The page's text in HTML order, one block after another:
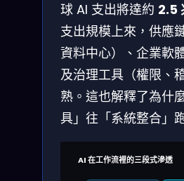
球 AI 支出將達約 2.5
支出規模上來，供應
資料中心）、企業軟
及治理工具（權限、
熟。這也解釋了為什
具」往「系統整合」
AI 在工作流裡的三段式滲透